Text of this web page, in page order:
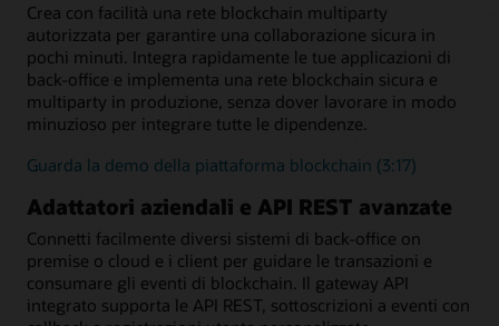
Crea con facilità una rete blockchain multiparty
autorizzata per garantire una collaborazione sicura in
pochi minuti. Integra rapidamente le tue applicazioni di
back-office e implementa una rete blockchain sicura e
multiparty in produzione, senza dover lavorare in modo
minuzioso per integrare tutte le dipendenze.
Guarda la demo della piattaforma blockchain (3:17)
Adattatori aziendali e API REST avanzate
Connetti facilmente diversi sistemi di back-office on
premise o cloud e i client per guidare le transazioni e
consumare gli eventi di blockchain. Il gateway API
integrato supporta le API REST, sottoscrizioni a eventi con